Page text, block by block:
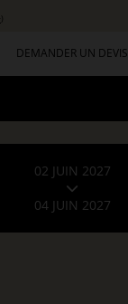
)
DEMANDER UN DEVIS
02 JUIN 2027
04 JUIN 2027